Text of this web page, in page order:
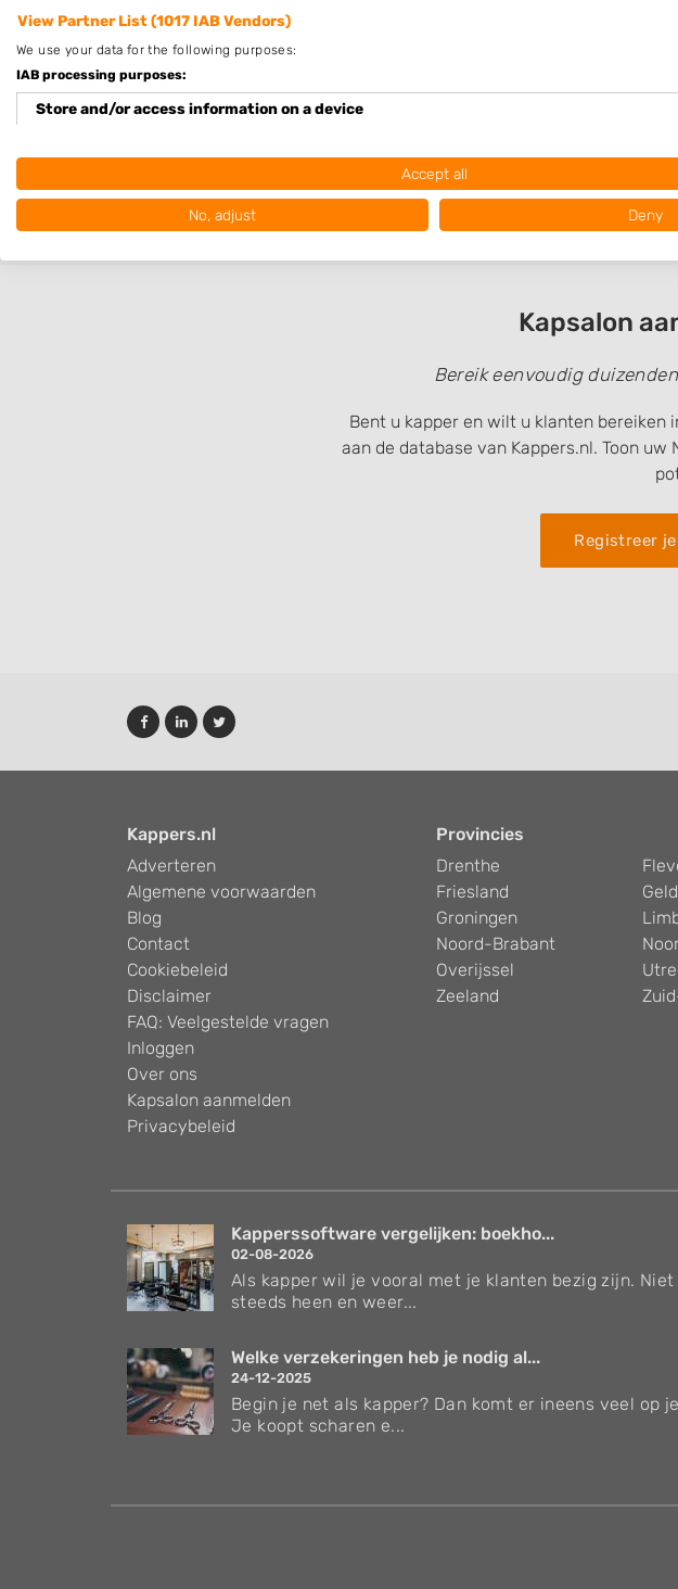
Kapsalon
Bereik eenvoudig
Bent u kapper en wilt u klanten bereiken
aan de database van Kappers.nl. Toon
Registreer
Kappers.nl
Adverteren
Algemene voorwaarden
Blog
Contact
Cookiebeleid
Disclaimer
FAQ: Veelgestelde vragen
Inloggen
Over ons
Kapsalon aanmelden
Privacybeleid
Provincies
Drenthe
Friesland
Groningen
Noord-Brabant
Overijssel
Zeeland
Kapperssoftware vergelijken: boekho...
02-08-2026
Als kapper wil je vooral met je klanten bezig zijn. Niet
steeds heen en weer...
Welke verzekeringen heb je nodig al...
24-12-2025
Begin je net als kapper? Dan komt er ineens veel op
Je koopt scharen e...
View Partner List (1017 IAB Vendors)
We use your data for the following purposes:
IAB processing purposes:
Store and/or access information on a device
Create profiles for personalised advertising
Non-IAB processing purposes:
Accept all
No, adjust Deny